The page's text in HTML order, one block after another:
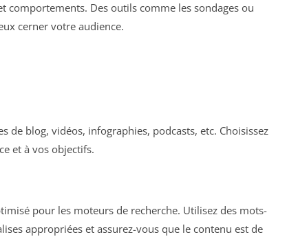
Des outils comme les sondages ou
cerner votre audience.
de blog, vidéos, infographies, podcasts, etc. Choisissez
et à vos objectifs.
pour les moteurs de recherche. Utilisez des mots-
appropriées et assurez-vous que le contenu est de